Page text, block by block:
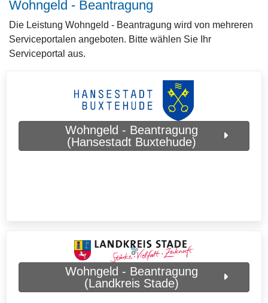
Wohngeld - Beantragung
Die Leistung Wohngeld - Beantragung wird von mehreren
Serviceportalen angeboten. Bitte wählen Sie Ihr
Serviceportal aus.
Wohngeld - Beantragung
(Hansestadt Buxtehude)
Wohngeld - Beantragung
(Landkreis Stade)